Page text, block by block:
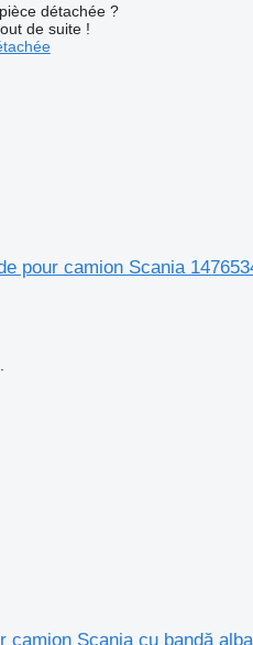
détachée ?
de suite !
pour camion Scania
camion Scania cu bandă